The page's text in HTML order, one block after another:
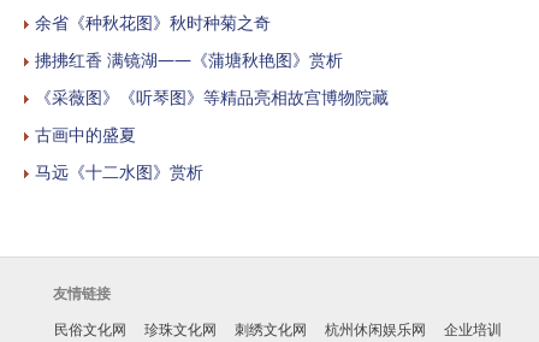
余省《种秋花图》秋时种菊之奇
拂拂红香 满镜湖——《蒲塘秋艳图》赏析
《采薇图》《听琴图》等精品亮相故宫博物院藏
古画中的盛夏
马远《十二水图》赏析
友情链接
民俗文化网
珍珠文化网 刺绣文化网 杭州休闲娱乐网
企业培训